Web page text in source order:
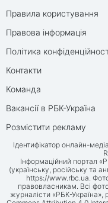
Правила користування
Правова інформація
Політика
Контакти
Команда
Вакансії в РБК-Україна
Розмістити рекламу
Ідентифікатор онлайн-
Інформаційний портал
(українську, російську та
https://www.rbc.ua.
правовласникам. Всі
журналісти «РБК-Україна»,